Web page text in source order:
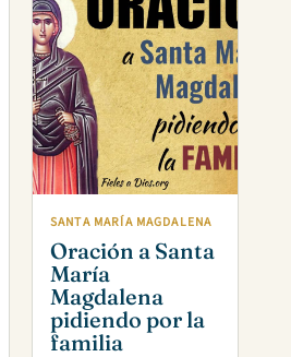
SANTA MARÍA MAGDALENA
Oración a Santa
María
Magdalena
pidiendo por la
familia